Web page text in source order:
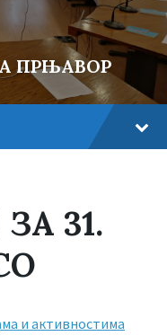
ПРЊАВОР
31.
и активностима